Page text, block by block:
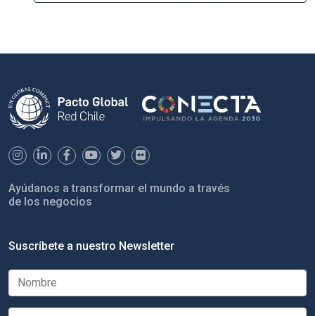
Ayúdanos a transformar el mundo a través
de los negocios
Suscríbete a nuestro Newsletter